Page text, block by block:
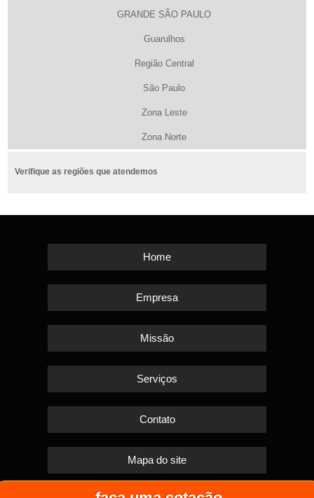
GRANDE SÃO PAULO
Guarulhos
Região Central
São Paulo
Zona Leste
Zona Norte
Verifique as regiões que atendemos
Home
Empresa
Missão
Serviços
Contato
Mapa do site